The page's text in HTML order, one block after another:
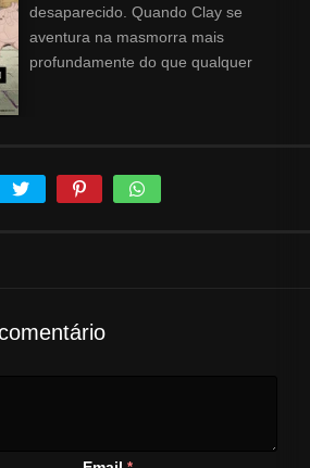
desaparecido. Quando Clay se
aventura na masmorra mais
profundamente do que qualquer
explorar, Clay deve aprender a
encontrar seu pai?